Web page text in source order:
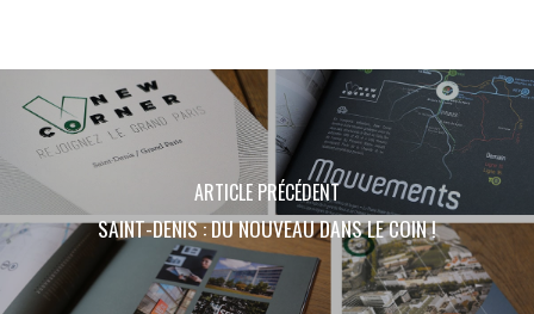
ARTICLE PRÉCÉDENT
SAINT-DENIS : DU NOUVEAU DANS LE COIN !